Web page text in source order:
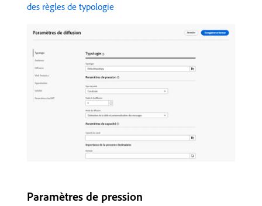
des règles de typologie
Paramètres de pression